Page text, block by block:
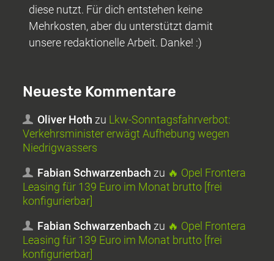
diese nutzt. Für dich entstehen keine
Mehrkosten, aber du unterstützt damit
unsere redaktionelle Arbeit. Danke! :)
Neueste Kommentare
Oliver Hoth zu Lkw-Sonntagsfahrverbot:
Verkehrsminister erwägt Aufhebung wegen
Niedrigwassers
Fabian Schwarzenbach zu 🔥 Opel Frontera
Leasing für 139 Euro im Monat brutto [frei
konfigurierbar]
Fabian Schwarzenbach zu 🔥 Opel Frontera
Leasing für 139 Euro im Monat brutto [frei
konfigurierbar]